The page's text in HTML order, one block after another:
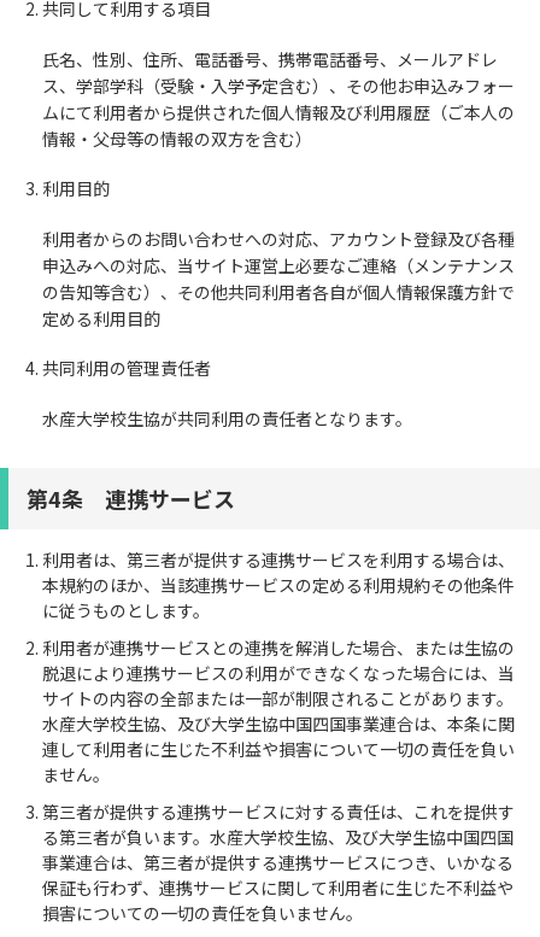
共同して利用する項目
氏名、性別、住所、電話番号、携帯電話番号、メールアドレ
ス、学部学科（受験・入学予定含む）、その他お申込みフォー
ムにて利用者から提供された個人情報及び利用履歴（ご本人の
情報・父母等の情報の双方を含む）
利用目的
利用者からのお問い合わせへの対応、アカウント登録及び各種
申込みへの対応、当サイト運営上必要なご連絡（メンテナンス
の告知等含む）、その他共同利用者各自が個人情報保護方針で
定める利用目的
共同利用の管理責任者
水産大学校生協が共同利用の責任者となります。
第4条 連携サービス
利用者は、第三者が提供する連携サービスを利用する場合は、
本規約のほか、当該連携サービスの定める利用規約その他条件
に従うものとします。
利用者が連携サービスとの連携を解消した場合、または生協の
脱退により連携サービスの利用ができなくなった場合には、当
サイトの内容の全部または一部が制限されることがあります。
水産大学校生協、及び大学生協中国四国事業連合は、本条に関
連して利用者に生じた不利益や損害について一切の責任を負い
ません。
第三者が提供する連携サービスに対する責任は、これを提供す
る第三者が負います。水産大学校生協、及び大学生協中国四国
事業連合は、第三者が提供する連携サービスにつき、いかなる
保証も行わず、連携サービスに関して利用者に生じた不利益や
損害についての一切の責任を負いません。